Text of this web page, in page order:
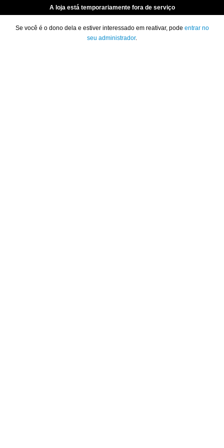
A loja está temporariamente fora de serviço
Se você é o dono dela e estiver interessado em reativar, pode entrar no
seu administrador.